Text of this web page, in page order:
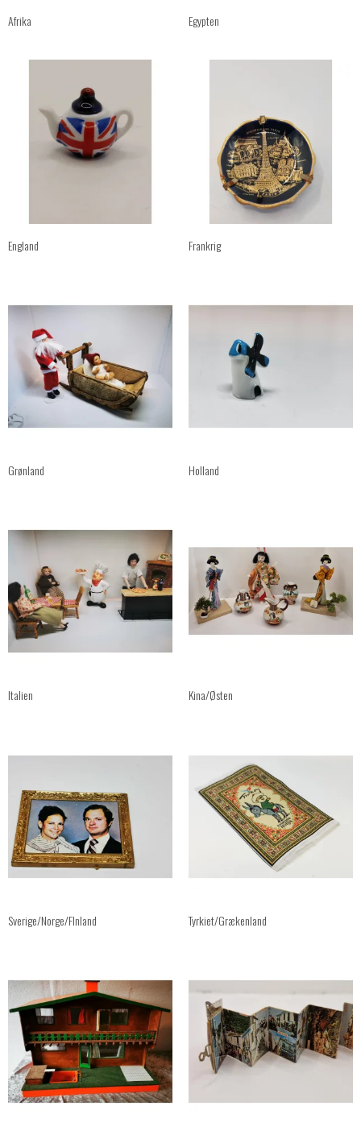
Afrika Egypten
England Frankrig
Grønland Holland
Italien Kina/Østen
Sverige/Norge/FInland Tyrkiet/Grækenland